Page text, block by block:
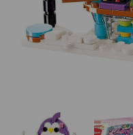
REALIZACE V ČR